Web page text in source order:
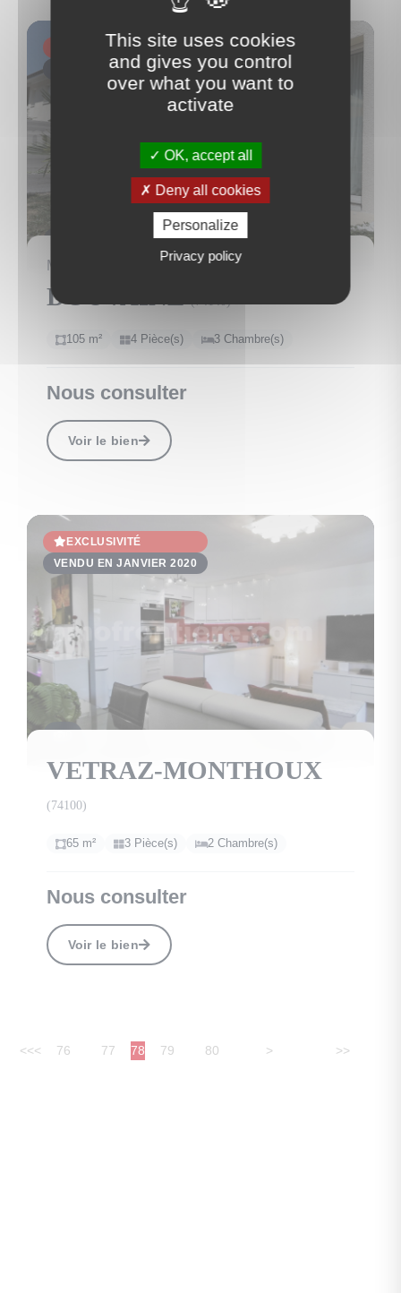
EXCLUSIVITÉ
VENDU EN FÉVRIER 2020
MAISON JUMELÉE
DOUVAINE
105 m² 4 Pièce(s) 3 Chambre(s)
Nous consulter
Voir le bien
EXCLUSIVITÉ
VENDU EN JANVIER 2020
VETRAZ-MONTHOUX
(74100)
65 m² 3 Pièce(s) 2 Chambre(s)
Nous consulter
Voir le bien
<<< 76 77 78 79 80 > >>
This site uses cookies
and gives you control
over what you want to
activate
OK, accept all
Deny all cookies
Personalize
Privacy policy